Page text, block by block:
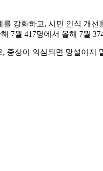
강화하고, 시민 인식 개
7월 417명에서 올해 7월
상이 의심되면 망설이